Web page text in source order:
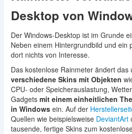
Desktop von
Der Windows-Desktop ist im Grunde
Neben einem Hintergrundbild und ein
dort nichts von Interesse.
Das kostenlose Rainmeter ändert das
verschiedene Skins mit Objekten
CPU- oder Speicherauslastung,
Gadgets mit einem einheitlichen
in Windowsein. Auf der
Quellen wie beispielsweise DeviantArt
tausende, fertige Skins zum